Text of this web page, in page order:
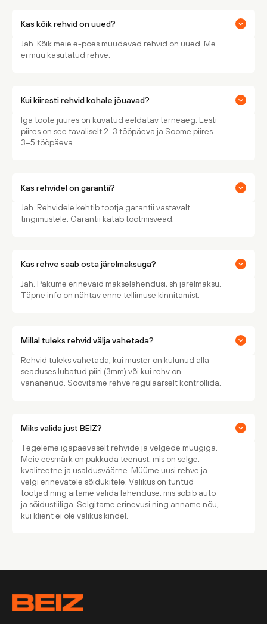
Kas kõik rehvid on uued?
Jah. Kõik meie e-poes müüdavad rehvid on uued. Me
ei müü kasutatud rehve.
Kui kiiresti rehvid kohale jõuavad?
Iga toote juures on kuvatud eeldatav tarneaeg. Eesti
piires on see tavaliselt 2–3 tööpäeva ja Soome piires
3–5 tööpäeva.
Kas rehvidel on garantii?
Jah. Rehvidele kehtib tootja garantii vastavalt
tingimustele. Garantii katab tootmisvead.
Kas rehve saab osta järelmaksuga?
Jah. Pakume erinevaid makselahendusi, sh järelmaksu.
Täpne info on nähtav enne tellimuse kinnitamist.
Millal tuleks rehvid välja vahetada?
Rehvid tuleks vahetada, kui muster on kulunud alla
seaduses lubatud piiri (3mm) või kui rehv on
vananenud. Soovitame rehve regulaarselt kontrollida.
Miks valida just BEIZ?
Tegeleme igapäevaselt rehvide ja velgede müügiga.
Meie eesmärk on pakkuda teenust, mis on selge,
kvaliteetne ja usaldusväärne. Müüme uusi rehve ja
velgi erinevatele sõidukitele. Valikus on tuntud
tootjad ning aitame valida lahenduse, mis sobib auto
ja sõidustiiliga. Selgitame erinevusi ning anname nõu,
kui klient ei ole valikus kindel.